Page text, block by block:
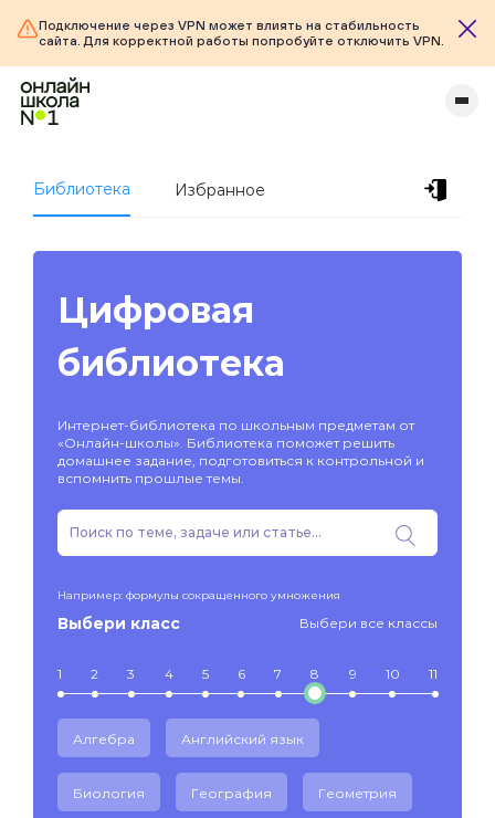
Подключение через VPN может влиять на стабильность
сайта. Для корректной работы попробуйте отключить VPN.
Библиотека Избранное
Цифровая
библиотека
Интернет-библиотека по школьным предметам от
«Онлайн-школы». Библиотека поможет решить
домашнее задание, подготовиться к контрольной и
вспомнить прошлые темы.
Например: формулы сокращенного умножения
Выбери класс Выбери все классы
1 2 3 4 5 6 7 8 9 10 11
Алгебра Английский язык
Биология География Геометрия